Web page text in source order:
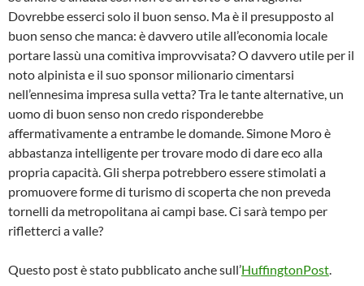
Dovrebbe esserci solo il buon senso. Ma è il presupposto al
buon senso che manca: è davvero utile all’economia locale
portare lassù una comitiva improvvisata? O davvero utile per il
noto alpinista e il suo sponsor milionario cimentarsi
nell’ennesima impresa sulla vetta? Tra le tante alternative, un
uomo di buon senso non credo risponderebbe
affermativamente a entrambe le domande. Simone Moro è
abbastanza intelligente per trovare modo di dare eco alla
propria capacità. Gli sherpa potrebbero essere stimolati a
promuovere forme di turismo di scoperta che non preveda
tornelli da metropolitana ai campi base. Ci sarà tempo per
rifletterci a valle?
Questo post è stato pubblicato anche sull’HuffingtonPost.